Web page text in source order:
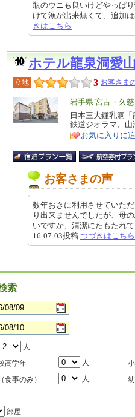
瓶のウニも良いけどやっぱ
けて漁が出来無くて、追加
きはこちら
ホテル龍泉洞愛
立地 3 お客さま
エ
リ
ア
岩手県 宮古・久
特
徴
日本三大鍾乳洞
鉄道ジオラマ、
お気に入りに
お客さまの声
数年おきに利用させていた
り出来ませんでしたが、母
いですか、清潔にたもたれ
16:07:03投稿 つづきはこちら
索
人
高学年
人
食事のみ）
人
部屋